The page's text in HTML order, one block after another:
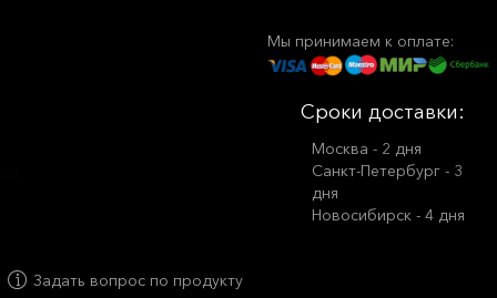
Мы принимаем к оплате:
Сроки доставки:
Москва - 2 дня
Санкт-Петербург - 3
дня
Новосибирск - 4 дня
Задать вопрос по продукту